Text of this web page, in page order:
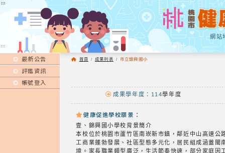
:::
網站
:::
最新公告
評鑑資訊
帳號登入
首頁 / 成果列表 / 市立錦興國小
成果學年度：114學年度
健康促進學校願景：
壹、錦興國小學校背景簡介
本校位於桃園市蘆竹區南崁新市鎮，鄰近中山高速
工商業蓬勃發展、社區型態多元化，居民組成涵蓋
境。家長職業類型廣泛，生活節奏快速，部分家庭
:::